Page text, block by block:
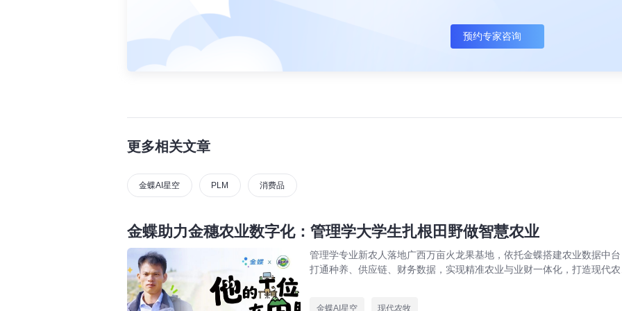
预约专家咨询
更多相关文章
金蝶AI星空 PLM 消费品
金蝶助力金穗农业数字化：管理学大学生扎根田野做智慧农业
管理学专业新农人落地广西万亩火龙果基地，依托金蝶搭建农业数据中
打通种养、供应链、财务数据，实现精准农业与业财一体化，打造现代
金蝶AI星空 现代农牧